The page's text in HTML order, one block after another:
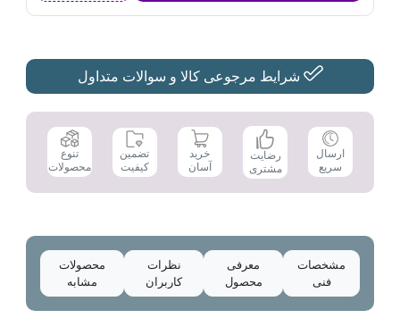
مدل
QP220/51
عدد
شرایط مرجوعی کالا و سوالات متداول
ارسال
سریع
رضایت
مشتری
خرید
آسان
تضمین
کیفیت
تنوع
محصولات
مشخصات
فنی
معرفی
محصول
نظرات
کاربران
محصولات
مشابه